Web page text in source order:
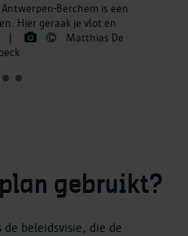
Berchem is een
Hier geraak je vlot en
Matthias De
gebruikt?
beleidsvisie, die de